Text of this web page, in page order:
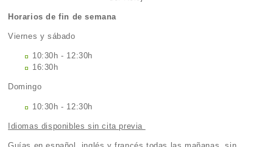
Horarios de fin de semana
Viernes y sábado
10:30h - 12:30h
16:30h
Domingo
10:30h - 12:30h
Idiomas disponibles sin cita previa